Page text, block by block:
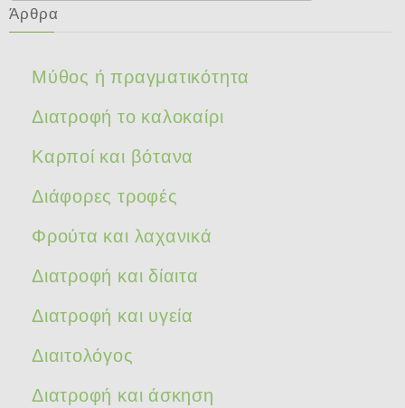
Άρθρα
Μύθος ή πραγματικότητα
Διατροφή το καλοκαίρι
Καρποί και βότανα
Διάφορες τροφές
Φρούτα και λαχανικά
Διατροφή και δίαιτα
Διατροφή και υγεία
Διαιτολόγος
Διατροφή και άσκηση